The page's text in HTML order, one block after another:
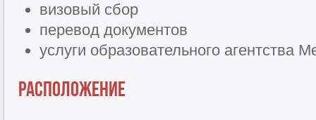
визовый сбор
перевод документов
услуги образовательного агентства
Расположение